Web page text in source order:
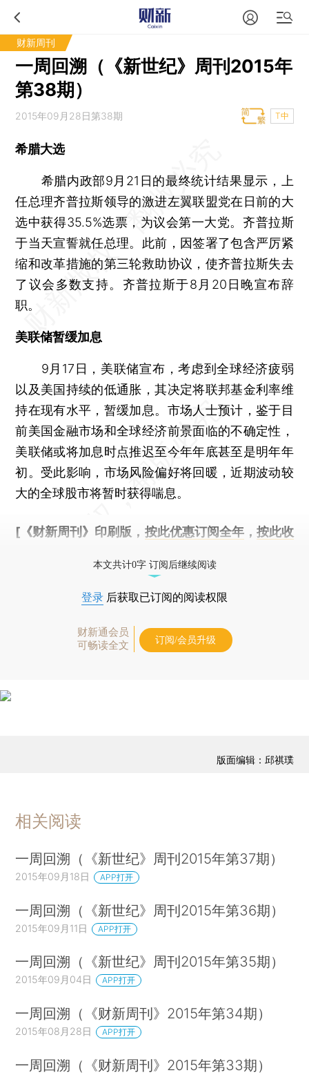
财新周刊
一周回溯（《新世纪》周刊2015年
第38期）
2015年09月28日第38期 T中
希腊大选
希腊内政部9月21日的最终统计结果显示，上
任总理齐普拉斯领导的激进左翼联盟党在日前的大
选中获得35.5%选票，为议会第一大党。齐普拉斯
于当天宣誓就任总理。此前，因签署了包含严厉紧
缩和改革措施的第三轮救助协议，使齐普拉斯失去
了议会多数支持。齐普拉斯于8月20日晚宣布辞
职。
美联储暂缓加息
9月17日，美联储宣布，考虑到全球经济疲弱
以及美国持续的低通胀，其决定将联邦基金利率维
持在现有水平，暂缓加息。市场人士预计，鉴于目
前美国金融市场和全球经济前景面临的不确定性，
美联储或将加息时点推迟至今年年底甚至是明年年
初。受此影响，市场风险偏好将回暖，近期波动较
大的全球股市将暂时获得喘息。
[《财新周刊》印刷版， 按此优惠订阅全年， 按此收
本文共计0字 订阅后继续阅读
登录 后获取已订阅的阅读权限
财新通会员
可畅读全文
订阅/会员升级
版面编辑：邱祺璞
相关阅读
一周回溯（《新世纪》周刊2015年第37期）
2015年09月18日 APP打开
一周回溯（《新世纪》周刊2015年第36期）
2015年09月11日 APP打开
一周回溯（《新世纪》周刊2015年第35期）
2015年09月04日 APP打开
一周回溯（《财新周刊》2015年第34期）
2015年08月28日 APP打开
一周回溯（《财新周刊》2015年第33期）